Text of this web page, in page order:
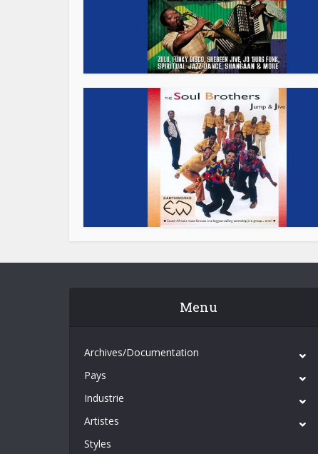
Menu
Archives/Documentation
Pays
Industrie
Artistes
Styles